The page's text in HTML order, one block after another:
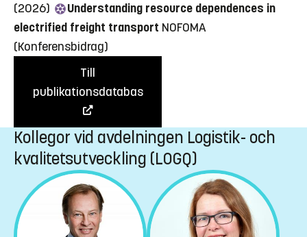
(2026)
Understanding resource dependences in
electrified freight transport NOFOMA
(Konferensbidrag)
Till
publikationsdatabas
Kollegor vid avdelningen Logistik- och
kvalitetsutveckling (LOGQ)